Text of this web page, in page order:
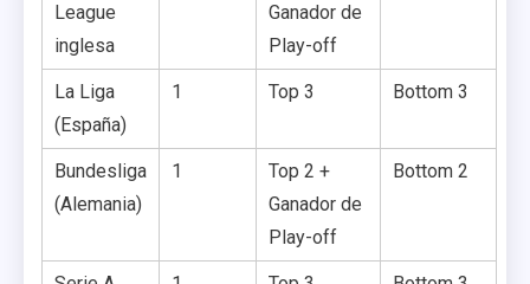
League
inglesa
Ganador de
Play-off
La Liga
(España)
1 Top 3 Bottom 3
Bundesliga
(Alemania)
1
Top 2 +
Ganador de
Play-off
Bottom 2